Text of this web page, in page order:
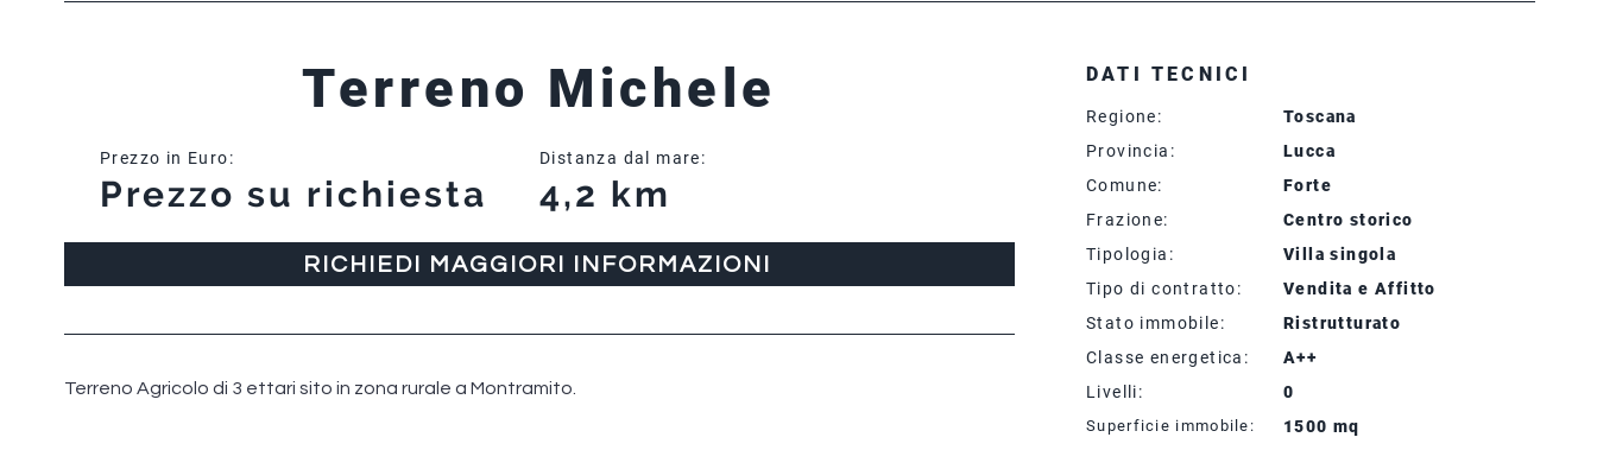
Terreno Michele
Prezzo in Euro:
Prezzo su richiesta
Distanza dal mare:
4,2 km
RICHIEDI MAGGIORI INFORMAZIONI
Terreno Agricolo di 3 ettari sito in zona rurale a Montramito.
DATI TECNICI
Regione:
Toscana
Provincia:
Lucca
Comune:
Forte
Frazione:
Centro storico
Tipologia:
Villa singola
Tipo di contratto:
Vendita e Affitto
Stato immobile:
Ristrutturato
Classe energetica:
A++
Livelli:
0
Superficie immobile:
1500 mq